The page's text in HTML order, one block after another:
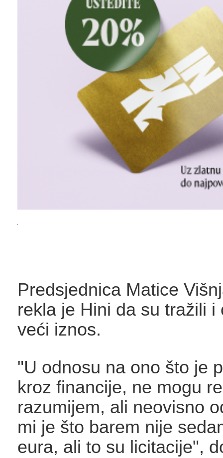
Predsjednica Matice
rekla je Hini da su tražili i
veći iznos.
"U odnosu na ono što je
kroz financije, ne mogu
razumijem, ali neovisno
mi je što barem nije
eura, ali to su licitacije",